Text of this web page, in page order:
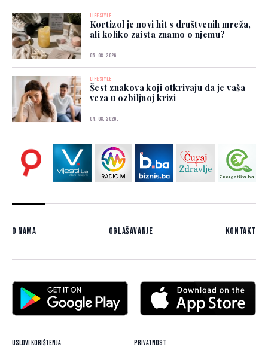
LIFESTYLE
Kortizol je novi hit s društvenih mreža,
ali koliko zaista znamo o njemu?
05. 08. 2026.
LIFESTYLE
Šest znakova koji otkrivaju da je vaša
veza u ozbiljnoj krizi
04. 08. 2026.
O nama Oglašavanje Kontakt
Uslovi korištenja Privatnost